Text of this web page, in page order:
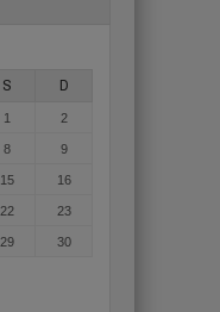
S D
1 2
8 9
15 16
22 23
29 30